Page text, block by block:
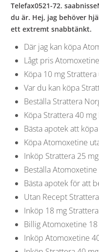
Telefax0521-72.
du är. Hej, jag behöver
ett extremt snabbtänkt.
Där jag kan köpa
Lågt pris
Köpa 10 mg
Var du kan köpa
Beställa Strattera
Köpa Strattera 40
Bästa apotek att
Köpa Atomoxetine
Inköp Strattera 25
Beställa
Bästa apotek för att
Utan Recept
Inköp 18 mg
Billig Atomoxetine
Inköp Atomoxetine